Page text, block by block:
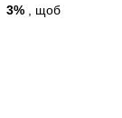
3% , щоб